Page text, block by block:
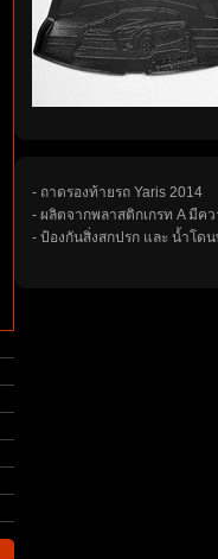
- ถาดรองท้ายรถ Yaris 2014
- ผลิตจากพลาสติกเกรท A มีค
- ป้องกันสิ่งสกปรก และ น้ำโด